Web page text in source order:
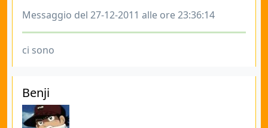
Messaggio del 27-12-2011 alle ore 23:36:14
ci sono
Benji